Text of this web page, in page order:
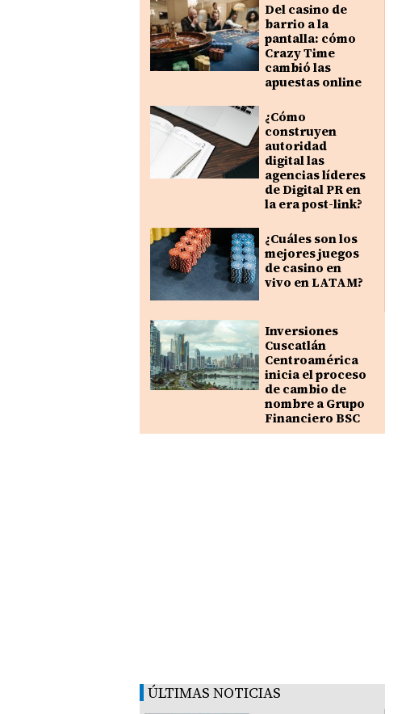
Del casino de
barrio a la
pantalla: cómo
Crazy Time
cambió las
apuestas online
¿Cómo
construyen
autoridad
digital las
agencias líderes
de Digital PR en
la era post-link?
¿Cuáles son los
mejores juegos
de casino en
vivo en LATAM?
Inversiones
Cuscatlán
Centroamérica
inicia el proceso
de cambio de
nombre a Grupo
Financiero BSC
ÚLTIMAS NOTICIAS